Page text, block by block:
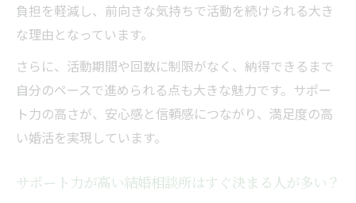
結婚相談所で女性がすぐ決まる人の共通点
を解説
女性の納得婚活とすぐ決まる人の違いを知
ろう
サポート力が女性の婚活スタイルを左右す
る理由
すぐ決まる人と女性の理想の婚活の選択肢
負担を軽減し、前向きな気持ちで活動を続けられる大き
な理由となっています。
さらに、活動期間や回数に制限がなく、納得できるまで
自分のペースで進められる点も大きな魅力です。サポー
ト力の高さが、安心感と信頼感につながり、満足度の高
い婚活を実現しています。
サポート力が高い結婚相談所はすぐ決まる人が多い？